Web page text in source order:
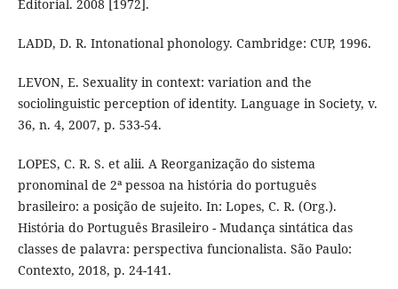
Editorial. 2008 [1972].
LADD, D. R. Intonational phonology. Cambridge: CUP, 1996.
LEVON, E. Sexuality in context: variation and the
sociolinguistic perception of identity. Language in Society, v.
36, n. 4, 2007, p. 533-54.
LOPES, C. R. S. et alii. A Reorganização do sistema
pronominal de 2ª pessoa na história do português
brasileiro: a posição de sujeito. In: Lopes, C. R. (Org.).
História do Português Brasileiro - Mudança sintática das
classes de palavra: perspectiva funcionalista. São Paulo:
Contexto, 2018, p. 24-141.